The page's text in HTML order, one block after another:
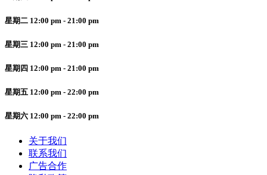
星期二 12:00 pm - 21:00 pm
星期三 12:00 pm - 21:00 pm
星期四 12:00 pm - 21:00 pm
星期五 12:00 pm - 22:00 pm
星期六 12:00 pm - 22:00 pm
关于我们
联系我们
广告合作